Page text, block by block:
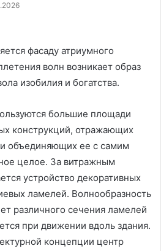
фасаду атриумного
волн возникает образ
изобилия и богатства.
большие площади
конструкций, отражающих
объединяющих ее с самим
целое. За витражным
устройство декоративных
ламелей. Волнообразность
различного сечения ламелей
при движении вдоль здания.
концепции центр